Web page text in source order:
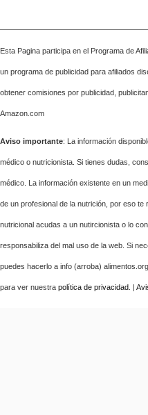
Esta Pagina participa en el Programa de
un programa de publicidad para afiliados
obtener comisiones por publicidad,
Amazon.com
Aviso importante: La información
médico o nutricionista. Si tienes dudas,
médico. La información existente en un
de un profesional de la nutrición, por eso
nutricional acudas a un nutircionista o lo
responsabiliza del mal uso de la web. Si
puedes hacerlo a info (arroba)
para ver nuestra política de privacidad . |